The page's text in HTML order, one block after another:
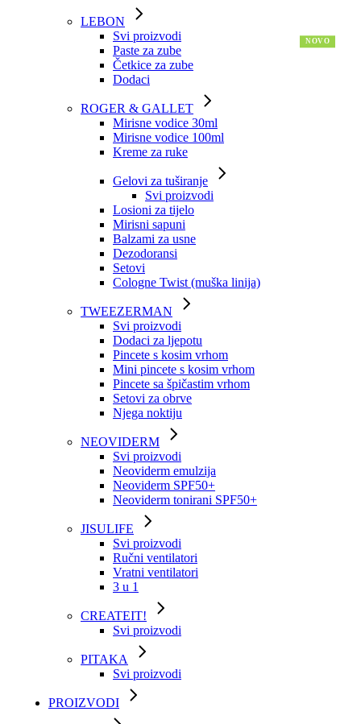
LEBON
Svi proizvodi
Paste za zube
Četkice za zube
Dodaci
ROGER & GALLET
Mirisne vodice 30ml
Mirisne vodice 100ml
Kreme za ruke
Gelovi za tuširanje
Svi proizvodi
Losioni za tijelo
Mirisni sapuni
Balzami za usne
Dezodoransi
Setovi
Cologne Twist (muška linija)
TWEEZERMAN
Svi proizvodi
Dodaci za ljepotu
Pincete s kosim vrhom
Mini pincete s kosim vrhom
Pincete sa špičastim vrhom
Setovi za obrve
Njega noktiju
NEOVIDERM
Svi proizvodi
Neoviderm emulzija
Neoviderm SPF50+
Neoviderm tonirani SPF50+
JISULIFE
Svi proizvodi
Ručni ventilatori
Vratni ventilatori
3 u 1
CREATEIT!
Svi proizvodi
PITAKA
Svi proizvodi
PROIZVODI